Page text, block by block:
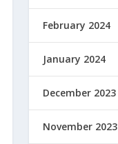
February 2024
January 2024
December 2023
November 2023